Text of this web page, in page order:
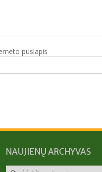
puslapis
NAUJIENŲ ARCHYVAS